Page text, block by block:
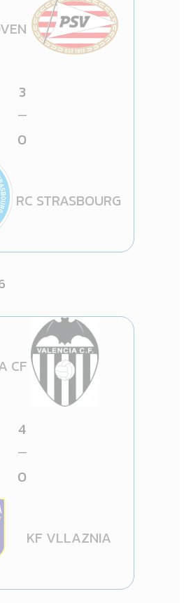
3
—
0
RC STRASBOURG
CF
4
—
0
KF VLLAZNIA